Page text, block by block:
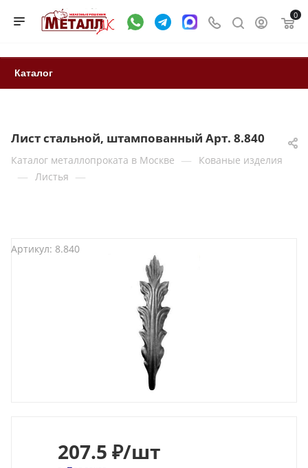
0
Каталог
Лист стальной, штампованный Арт. 8.840
Каталог металлопроката в Москве — Кованые изделия
— Листья —
Артикул: 8.840
207.5 ₽/шт